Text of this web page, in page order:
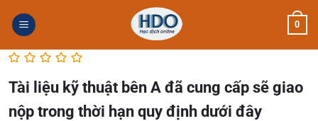
0
Tài liệu kỹ thuật bên A đã cung cấp sẽ giao
nộp trong thời hạn quy định dưới đây